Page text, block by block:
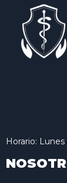
Horario: